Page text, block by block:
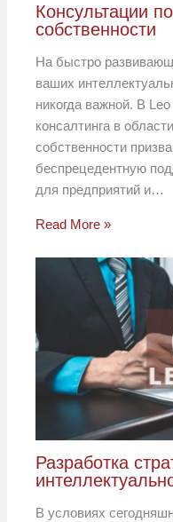
Консультации
собственности
На быстро
ваших
никогда важной. В
консалтинга в
собственности
беспрецедентную
для предприятий и…
Read More »
Разработка
В условиях